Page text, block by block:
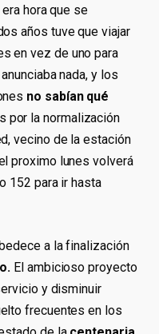
hora que se
años tuve que viajar
en vez de uno para
nada, y los
no sabían qué
por la normalización
vecino de la estación
proximo lunes volverá
152 para ir hasta
a la finalización
El ambicioso proyecto
y disminuir
frecuentes en los